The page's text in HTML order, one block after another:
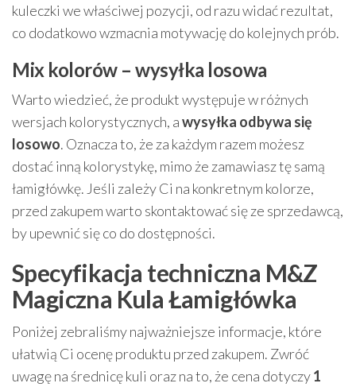
kuleczki we właściwej pozycji, od razu widać rezultat,
co dodatkowo wzmacnia motywację do kolejnych prób.
Mix kolorów – wysyłka losowa
Warto wiedzieć, że produkt występuje w różnych
wersjach kolorystycznych, awysyłka odbywa się
losowo. Oznacza to, że za każdym razem możesz
dostać inną kolorystykę, mimo że zamawiasz tę samą
łamigłówkę. Jeśli zależy Ci na konkretnym kolorze,
przed zakupem warto skontaktować się ze sprzedawcą,
by upewnić się co do dostępności.
Specyfikacja techniczna M&Z
Magiczna Kula Łamigłówka
Poniżej zebraliśmy najważniejsze informacje, które
ułatwią Ci ocenę produktu przed zakupem. Zwróć
uwagę na średnicę kuli oraz na to, że cena dotyczy1